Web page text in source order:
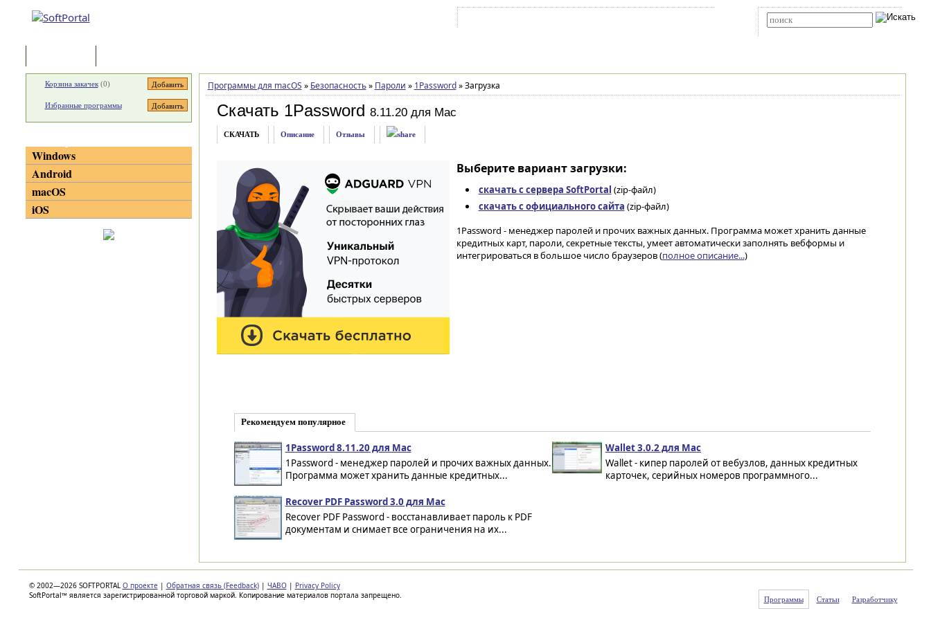
Программы для macOS » Безопасность » Пароли » 1Password »Загрузка
Скачать 1Password 8.11.20 для Mac
СКАЧАТЬ Описание Отзывы
Выберите вариант загрузки:
скачать с сервера SoftPortal (zip-файл)
скачать с официального сайта (zip-файл)
1Password - менеджер паролей и прочих важных данных. Программа может хранить данные
кредитных карт, пароли, секретные тексты, умеет автоматически заполнять вебформы и
интегрироваться в большое число браузеров (полное описание...)
Рекомендуем популярное
1Password 8.11.20 для Mac
1Password - менеджер паролей и прочих важных данных.
Программа может хранить данные кредитных...
Wallet 3.0.2 для Mac
Wallet - кипер паролей от вебузлов, данных кредитных
карточек, серийных номеров программного...
Recover PDF Password 3.0 для Mac
Recover PDF Password - восстанавливает пароль к PDF
документам и снимает все ограничения на их...
Корзина закачек(0)
Избранные программы
Windows
Android
macOS
iOS
© 2002—2026 SOFTPORTAL О проекте | Обратная связь (Feedback) | ЧАВО | Privacy Policy
SoftPortal™ является зарегистрированной торговой маркой. Копирование материалов портала запрещено.
Программы Статьи Разработчику